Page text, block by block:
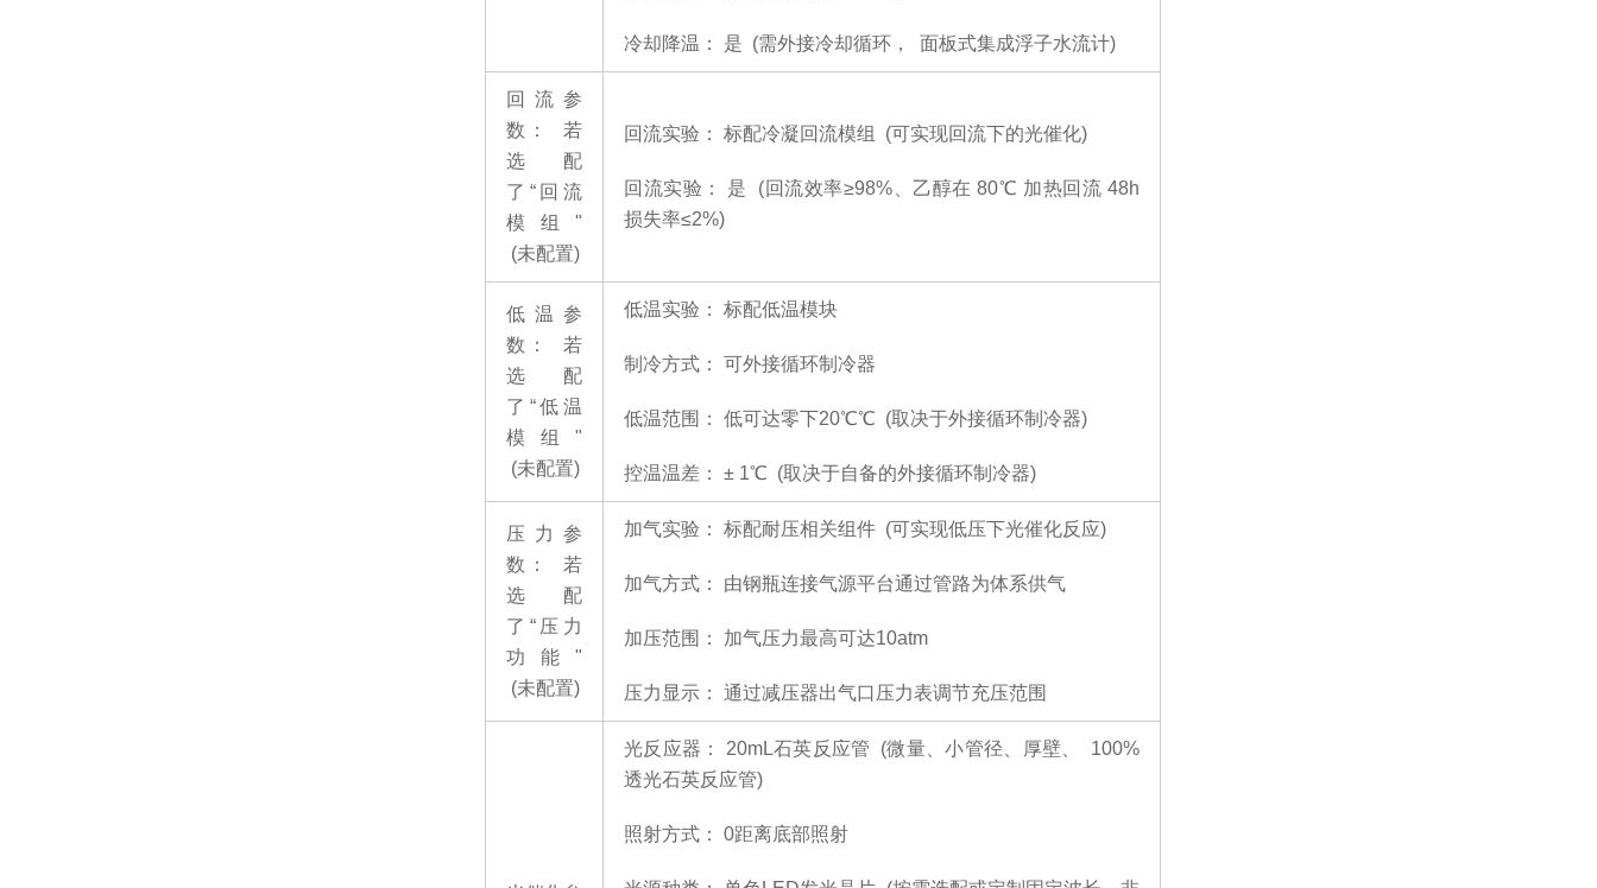
冷却降温： 是 (需外接冷却循环， 面板式集成浮子水流计)
回流参
数：
若
选配
了 “回流
模组"
(未配置)
回流实验： 标配冷凝回流模组 (可实现回流下的光催化)
回流实验： 是
(回流效率≥98%、乙醇在 80℃ 加热回流 48h
损失率≤2%)
低温参
数：
若
选配
了 “低温
模组"
(未配置)
低温实验： 标配低温模块
制冷方式： 可外接循环制冷器
低温范围： 低可达零下20℃℃ (取决于外接循环制冷器)
控温温差： ± 1℃ (取决于自备的外接循环制冷器)
压力参
数：
若
选配
了 “压力
功能"
(未配置)
加气实验： 标配耐压相关组件 (可实现低压下光催化反应)
加气方式： 由钢瓶连接气源平台通过管路为体系供气
加压范围： 加气压力最高可达10atm
压力显示： 通过减压器出气口压力表调节充压范围
光反应器：
20mL石英反应管 (微量、小管径、厚壁、 100%
透光石英反应管)
照射方式： 0距离底部照射